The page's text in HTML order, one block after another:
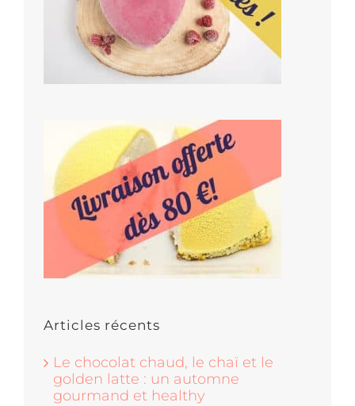
Articles récents
Le chocolat chaud, le chaï et le
golden latte : un automne
gourmand et healthy